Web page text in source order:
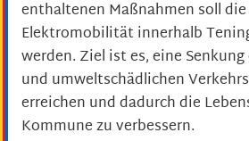
enthaltenen Maßnahmen soll
Elektromobilität innerhalb
werden. Ziel ist es, eine
und umweltschädlichen
erreichen und dadurch die
Kommune zu verbessern.